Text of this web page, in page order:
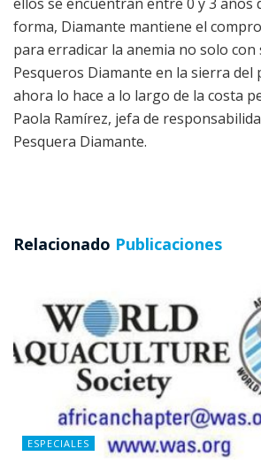
forma, Diamante mantiene el
para erradicar la anemia no solo con
Pesqueros Diamante en la sierra del
ahora lo hace a lo largo de la costa
Paola Ramírez, jefa de
Pesquera Diamante.
Relacionado Publicaciones
ESPECIALES